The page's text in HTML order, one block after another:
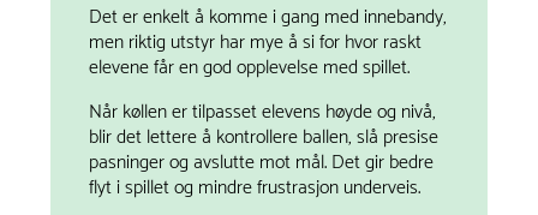
Det er enkelt å komme i gang med innebandy,
men riktig utstyr har mye å si for hvor raskt
elevene får en god opplevelse med spillet.
Når køllen er tilpasset elevens høyde og nivå,
blir det lettere å kontrollere ballen, slå presise
pasninger og avslutte mot mål. Det gir bedre
flyt i spillet og mindre frustrasjon underveis.